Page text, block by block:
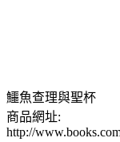
鱷魚查理與聖杯
商品網址:
http://